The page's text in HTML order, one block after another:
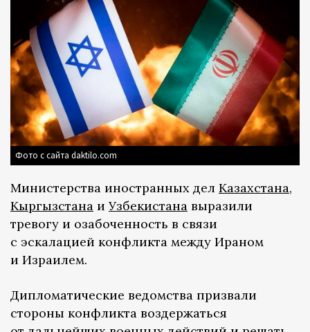
Фото с сайта daktilo.com
Министерства иностранных дел Казахстана,
Кыргызстана и Узбекистана выразили
тревогу и озабоченность в связи
с эскалацией конфликта между Ираном
и Израилем.
Дипломатические ведомства призвали
стороны конфликта воздержаться